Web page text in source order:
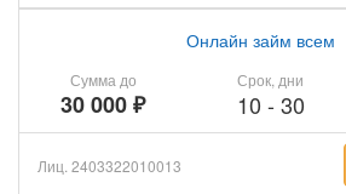
Сумма до
30 000 ₽
Онлайн займ всем
Срок, дни
10 - 30
Лиц. 2403322010013